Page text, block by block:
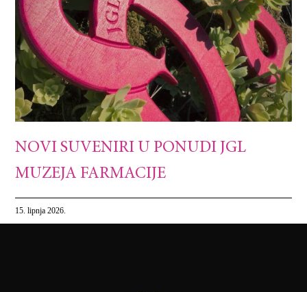
NOVI SUVENIRI U PONUDI JGL
MUZEJA FARMACIJE
15. lipnja 2026.